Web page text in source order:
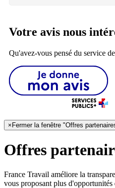
Votre avis nous
Qu'avez-vous pensé du service
× Fermer la fenêtre "Offres
Offres
France Travail améliore la
vous proposant plus d'opportunités